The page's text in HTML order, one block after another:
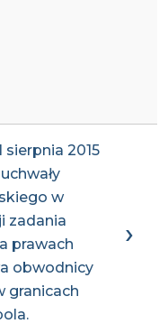
sierpnia 2015
w
zadania
prawach
obwodnicy
granicach